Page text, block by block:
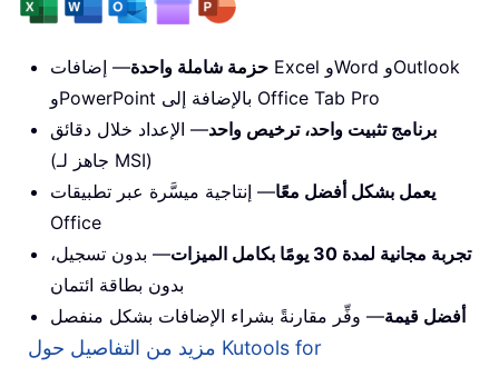
حزمة شاملة واحدة— إضافات Excel وWord وOutlook
وPowerPoint بالإضافة إلى Office Tab Pro
برنامج تثبيت واحد، ترخيص واحد— الإعداد خلال دقائق
(جاهز لـ MSI)
يعمل بشكل أفضل معًا— إنتاجية ميسَّرة عبر تطبيقات
Office
تجربة مجانية لمدة 30 يومًا بكامل الميزات
— بدون تسجيل،
بدون بطاقة ائتمان
أفضل قيمة— وفِّر مقارنةً بشراء الإضافات بشكل منفصل
مزيد من التفاصيل حول Kutools for